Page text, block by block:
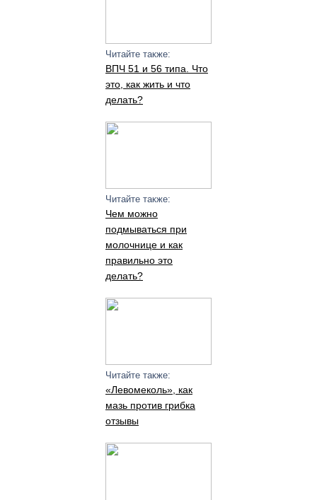
Читайте также:
ВПЧ 51 и 56 типа. Что
это, как жить и что
делать?
Читайте также:
Чем можно
подмываться при
молочнице и как
правильно это
делать?
Читайте также:
«Левомеколь», как
мазь против грибка
отзывы